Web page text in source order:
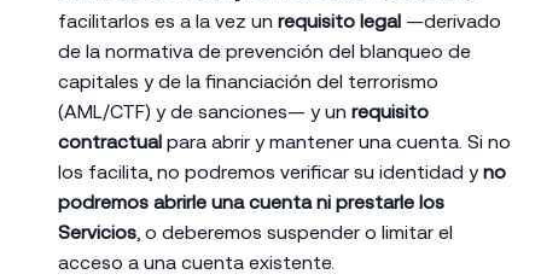
facilitarlos es a la vez un requisito legal —derivado
de la normativa de prevención del blanqueo de
capitales y de la financiación del terrorismo
(AML/CTF) y de sanciones— y un requisito
contractual para abrir y mantener una cuenta. Si no
los facilita, no podremos verificar su identidad yno
podremos abrirle una cuenta ni prestarle los
Servicios , o deberemos suspender o limitar el
acceso a una cuenta existente.